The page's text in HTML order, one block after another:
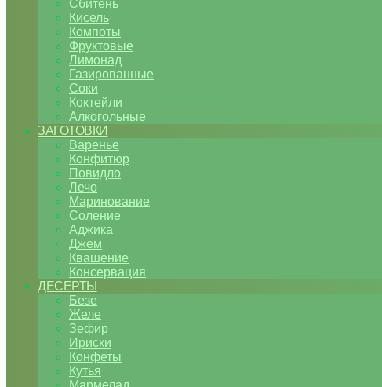
Сбитень
Кисель
Компоты
Фруктовые
Лимонад
Газированные
Соки
Коктейли
Алкогольные
ЗАГОТОВКИ
Варенье
Конфитюр
Повидло
Лечо
Маринование
Соление
Аджика
Джем
Квашение
Консервация
ДЕСЕРТЫ
Безе
Желе
Зефир
Ириски
Конфеты
Кутья